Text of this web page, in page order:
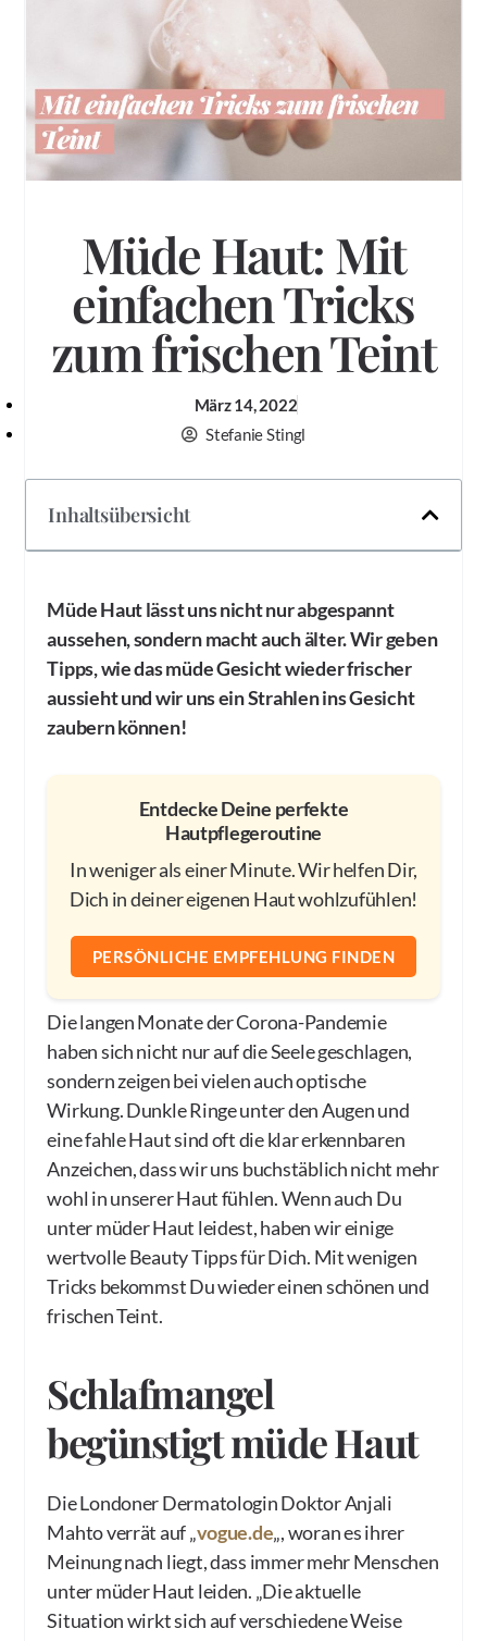
Müde Haut: Mit
einfachen Tricks
zum frischen Teint
März 14, 2022
Stefanie Stingl
Inhaltsübersicht
Müde Haut lässt uns nicht nur abgespannt
aussehen, sondern macht auch älter. Wir geben
Tipps, wie das müde Gesicht wieder frischer
aussieht und wir uns ein Strahlen ins Gesicht
zaubern können!
Entdecke Deine perfekte
Hautpflegeroutine
In weniger als einer Minute. Wir helfen Dir,
Dich in deiner eigenen Haut wohlzufühlen!
PERSÖNLICHE EMPFEHLUNG FINDEN
Die langen Monate der Corona-Pandemie
haben sich nicht nur auf die Seele geschlagen,
sondern zeigen bei vielen auch optische
Wirkung. Dunkle Ringe unter den Augen und
eine fahle Haut sind oft die klar erkennbaren
Anzeichen, dass wir uns buchstäblich nicht mehr
wohl in unserer Haut fühlen. Wenn auch Du
unter müder Haut leidest, haben wir einige
wertvolle Beauty Tipps für Dich. Mit wenigen
Tricks bekommst Du wieder einen schönen und
frischen Teint.
Schlafmangel
begünstigt müde Haut
Die Londoner Dermatologin Doktor Anjali
Mahto verrät auf „vogue.de„, woran es ihrer
Meinung nach liegt, dass immer mehr Menschen
unter müder Haut leiden. „Die aktuelle
Situation wirkt sich auf verschiedene Weise